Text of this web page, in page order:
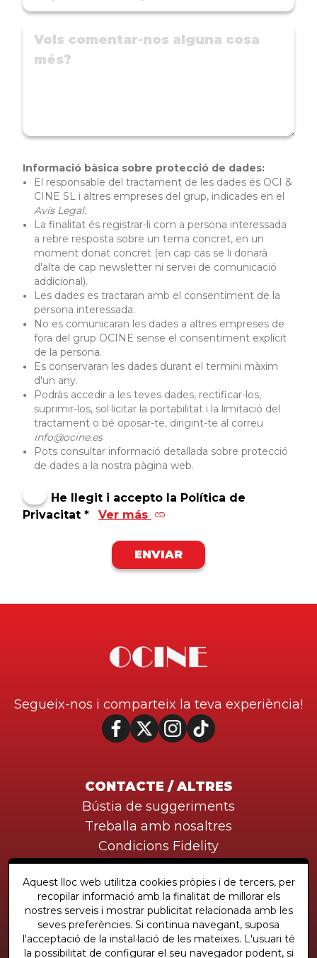
Informació bàsica sobre protecció de dades:
El responsable del tractament de les dades és OCI &
CINE SL i altres empreses del grup, indicades en el
Avís Legal.
La finalitat és registrar-li com a persona interessada
a rebre resposta sobre un tema concret, en un
moment donat concret (en cap cas se li donarà
d'alta de cap newsletter ni servei de comunicació
addicional).
Les dades es tractaran amb el consentiment de la
persona interessada.
No es comunicaran les dades a altres empreses de
fora del grup OCINE sense el consentiment explícit
de la persona.
Es conservaran les dades durant el termini màxim
d'un any.
Podràs accedir a les teves dades, rectificar-los,
suprimir-los, sol·licitar la portabilitat i la limitació del
tractament o bé oposar-te, dirigint-te al correu
info@ocine.es
Pots consultar informació detallada sobre protecció
de dades a la nostra pàgina web.
He llegit i accepto la Política de
Privacitat *
Ver más
ENVIAR
Segueix-nos i comparteix la teva experiència!
CONTACTE / ALTRES
Bústia de suggeriments
Treballa amb nosaltres
Condicions Fidelity
Descarrega la nova APP!
Aquest lloc web utilitza cookies pròpies i de tercers, per
recopilar informació amb la finalitat de millorar els
nostres serveis i mostrar publicitat relacionada amb les
seves preferències. Si continua navegant, suposa
l'acceptació de la instal·lació de les mateixes. L'usuari té
la possibilitat de configurar el seu navegador podent, si